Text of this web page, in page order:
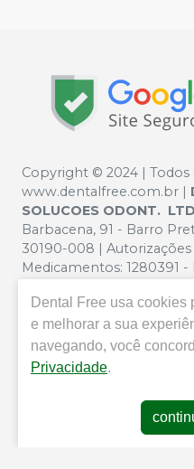
Copyright © 2024 | Todos
www.dentalfree.com.br |
SOLUCOES ODONT.
Barbacena, 91 - Barro
30190-008 |
Medicamentos: 1280391
Privacidade e
Os preços e condições
alterações. Em caso de
valor válido é o do
atender compras de
Dental Free usa cookies
e melhorar a sua
navegando, você
Privacidade.